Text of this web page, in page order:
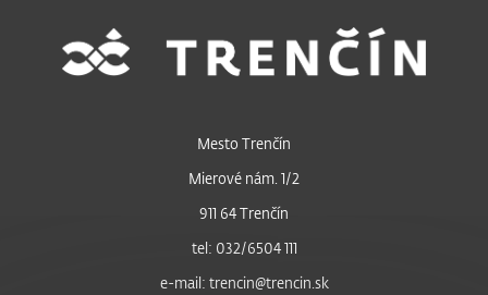
Mesto Trenčín
Mierové nám. 1/2
911 64 Trenčín
tel: 032/6504 111
e-mail: trencin@trencin.sk